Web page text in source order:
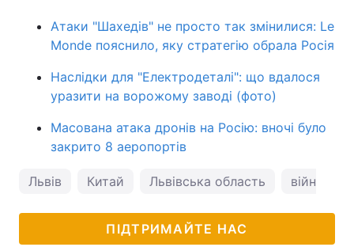
Атаки "Шахедів" не просто так змінилися: Le
Monde пояснило, яку стратегію обрала Росія
Наслідки для "Електродеталі": що вдалося
уразити на ворожому заводі (фото)
Масована атака дронів на Росію: вночі було
закрито 8 аеропортів
Львів Китай Львівська область війна в
ПІДТРИМАЙТЕ НАС